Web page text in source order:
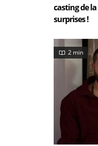
casting de
surprises !
2 min